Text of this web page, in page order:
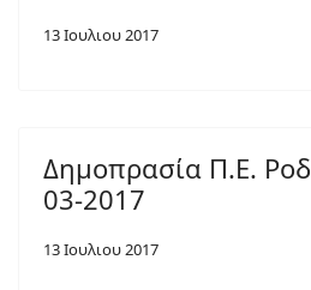
13 Ιουλιου 2017
Δημοπρασία Π.Ε.
03-2017
13 Ιουλιου 2017